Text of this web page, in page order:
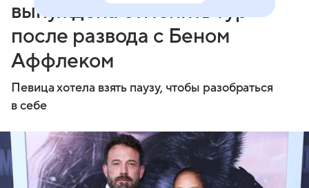
вынуждена отменить тур
после развода с Беном
Аффлеком
Певица хотела взять паузу, чтобы разобраться
в себе